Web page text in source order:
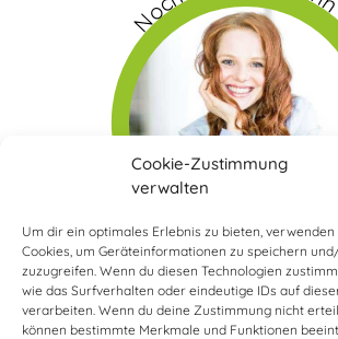
Cookie-Zustimmung
verwalten
Um dir ein optimales Erlebnis zu bieten,
Cookies, um Geräteinformationen zu speichern
zuzugreifen. Wenn du diesen Technologien
wie das Surfverhalten oder eindeutige IDs auf
verarbeiten. Wenn du deine Zustimmung nicht
können bestimmte Merkmale und Funktionen
Noch Fragen? Dann